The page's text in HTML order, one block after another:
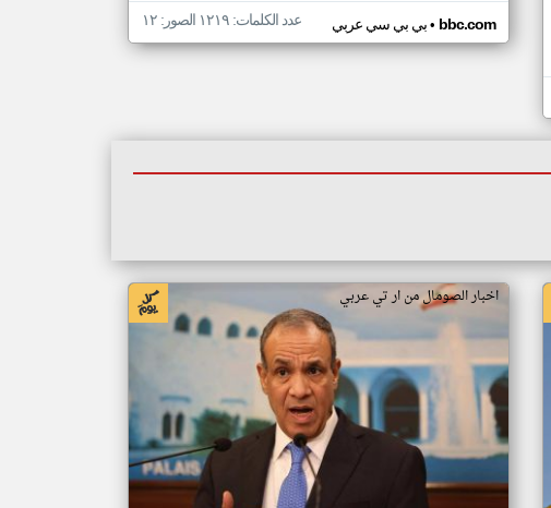
بي بي سي عربي• bbc.com عدد الكلمات: ١٢١٩ الصور: ١٢
اخبار الصومال من ار تي عربي